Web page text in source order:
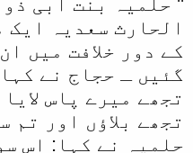
الحارث سعدیہ
کے دور خلافت میں
گئیں ـ حجاج نے
تجھے میرے پاس
تجھے بلاؤں اور تم
حلمیہ نے کہا: اس